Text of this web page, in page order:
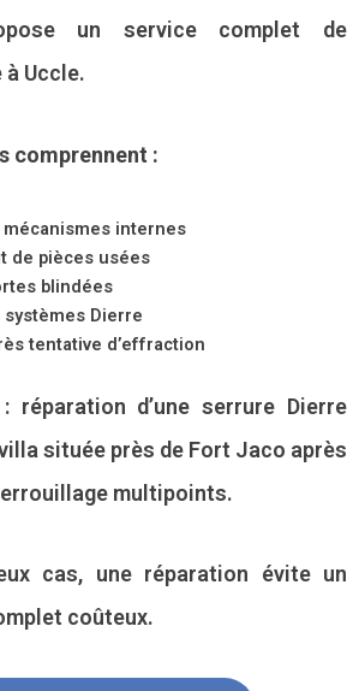
un service complet de
Uccle.
comprennent :
internes
de pièces usées
blindées
Dierre
tentative d’effraction
réparation d’une serrure Dierre
située près de Fort Jaco après
multipoints.
cas, une réparation évite un
coûteux.